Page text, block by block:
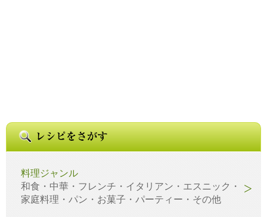
料理ジャンル
和食・中華・フレンチ・イタリアン・エスニック・
家庭料理・パン・お菓子・パーティー・その他